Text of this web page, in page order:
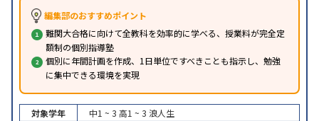
編集部のおすすめポイント
難関大合格に向けて全教科を効率的に学べる、授業料が完全定
額制の個別指導塾
個別に年間計画を作成、1日単位ですべきことも指示し、勉強
に集中できる環境を実現
対象学年 中1 ~ 3 高1 ~ 3 浪人生